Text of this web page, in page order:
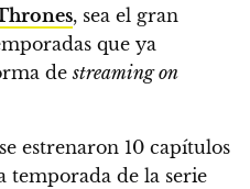
, sea el gran
que ya
destreaming on
estrenaron 10 capítulos
temporada de la serie